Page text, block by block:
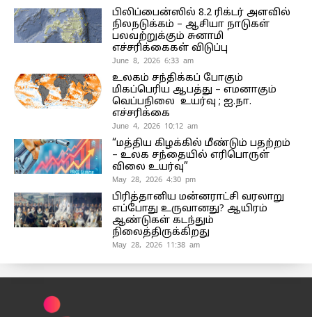
பிலிப்பைன்ஸில் 8.2 ரிக்டர் அளவில்
நிலநடுக்கம் – ஆசியா நாடுகள்
பலவற்றுக்கும் சுனாமி
எச்சரிக்கைகள் விடுப்பு
June 8, 2026 6:33 am
உலகம் சந்திக்கப் போகும்
மிகப்பெரிய ஆபத்து – எமனாகும்
வெப்பநிலை உயர்வு ; ஐ.நா.
எச்சரிக்கை
June 4, 2026 10:12 am
“மத்திய கிழக்கில் மீண்டும் பதற்றம்
– உலக சந்தையில் எரிபொருள்
விலை உயர்வு”
May 28, 2026 4:30 pm
பிரித்தானிய மன்னராட்சி வரலாறு
எப்போது உருவானது? ஆயிரம்
ஆண்டுகள் கடந்தும்
நிலைத்திருக்கிறது
May 28, 2026 11:38 am